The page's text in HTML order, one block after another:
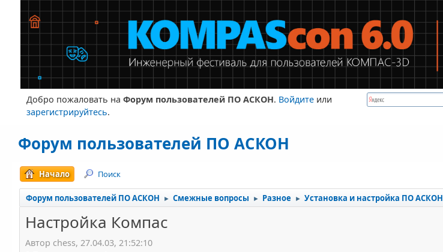
Добро пожаловать на Форум пользователей ПО АСКОН. Войдитеили
зарегистрируйтесь.
Форум пользователей ПО АСКОН
Начало Поиск
Форум пользователей ПО АСКОН ► Смежные вопросы ► Разное ► Установка и настройка ПО АСКОН
Настройка Компас
Автор chess, 27.04.03, 21:52:10